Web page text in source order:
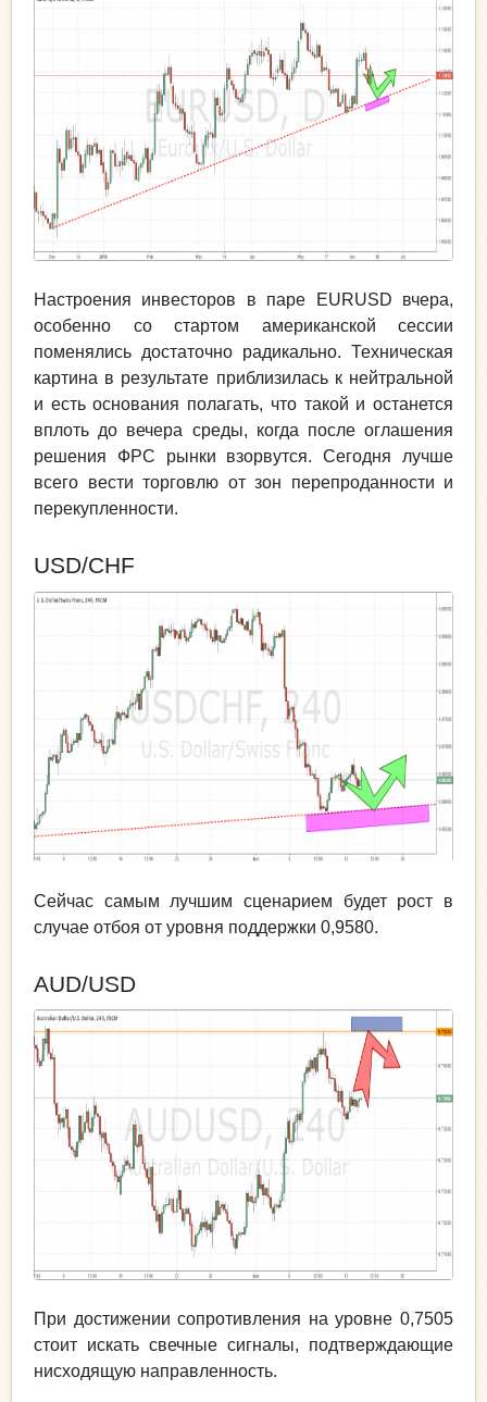
Настроения инвесторов в паре EURUSD вчера,
особенно со стартом американской сессии
поменялись достаточно радикально. Техническая
картина в результате приблизилась к нейтральной
и есть основания полагать, что такой и останется
вплоть до вечера среды, когда после оглашения
решения ФРС рынки взорвутся. Сегодня лучше
всего вести торговлю от зон перепроданности и
перекупленности.
USD/CHF
Сейчас самым лучшим сценарием будет рост в
случае отбоя от уровня поддержки 0,9580.
AUD/USD
При достижении сопротивления на уровне 0,7505
стоит искать свечные сигналы, подтверждающие
нисходящую направленность.